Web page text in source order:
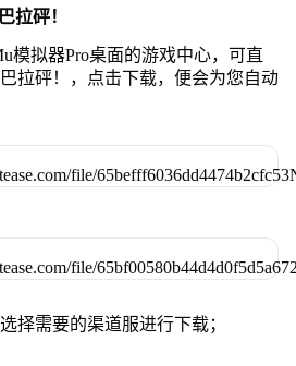
拉砰！
模拟器Pro桌面的游戏中心，可直
拉砰！，点击下载，便会为您自动
择需要的渠道服进行下载；